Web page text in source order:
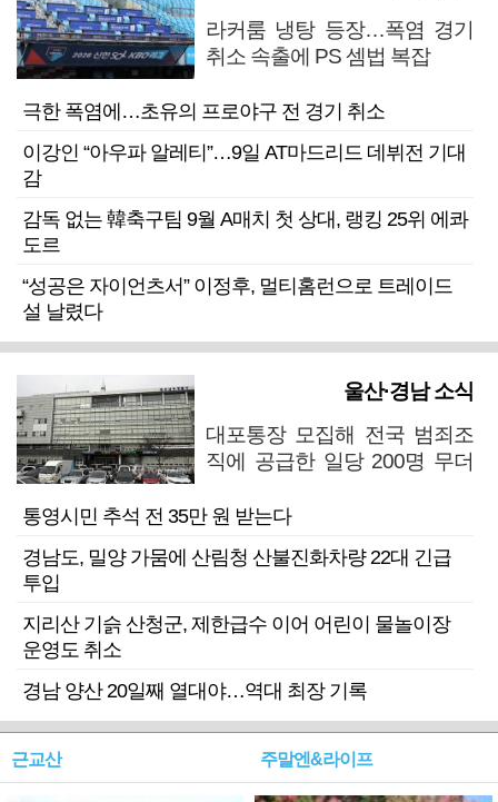
라커룸 냉탕 등장…폭염 경기
취소 속출에 PS 셈법 복잡
극한 폭염에…초유의 프로야구 전 경기 취소
이강인 “아우파 알레티”…9일 AT마드리드 데뷔전 기대
감
감독 없는 韓축구팀 9월 A매치 첫 상대, 랭킹 25위 에콰
도르
“성공은 자이언츠서” 이정후, 멀티홈런으로 트레이드
설 날렸다
울산·경남 소식
대포통장 모집해 전국 범죄조
직에 공급한 일당 200명 무더
통영시민 추석 전 35만 원 받는다
경남도, 밀양 가뭄에 산림청 산불진화차량 22대 긴급
투입
지리산 기슭 산청군, 제한급수 이어 어린이 물놀이장
운영도 취소
경남 양산 20일째 열대야…역대 최장 기록
근교산 주말엔&라이프